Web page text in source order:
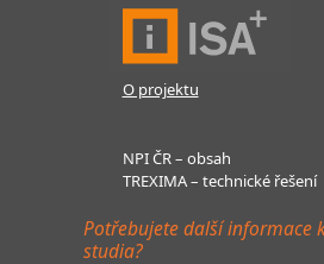
O projektu
NPI ČR – obsah
TREXIMA – technické řešení
Potřebujete další informace
studia?